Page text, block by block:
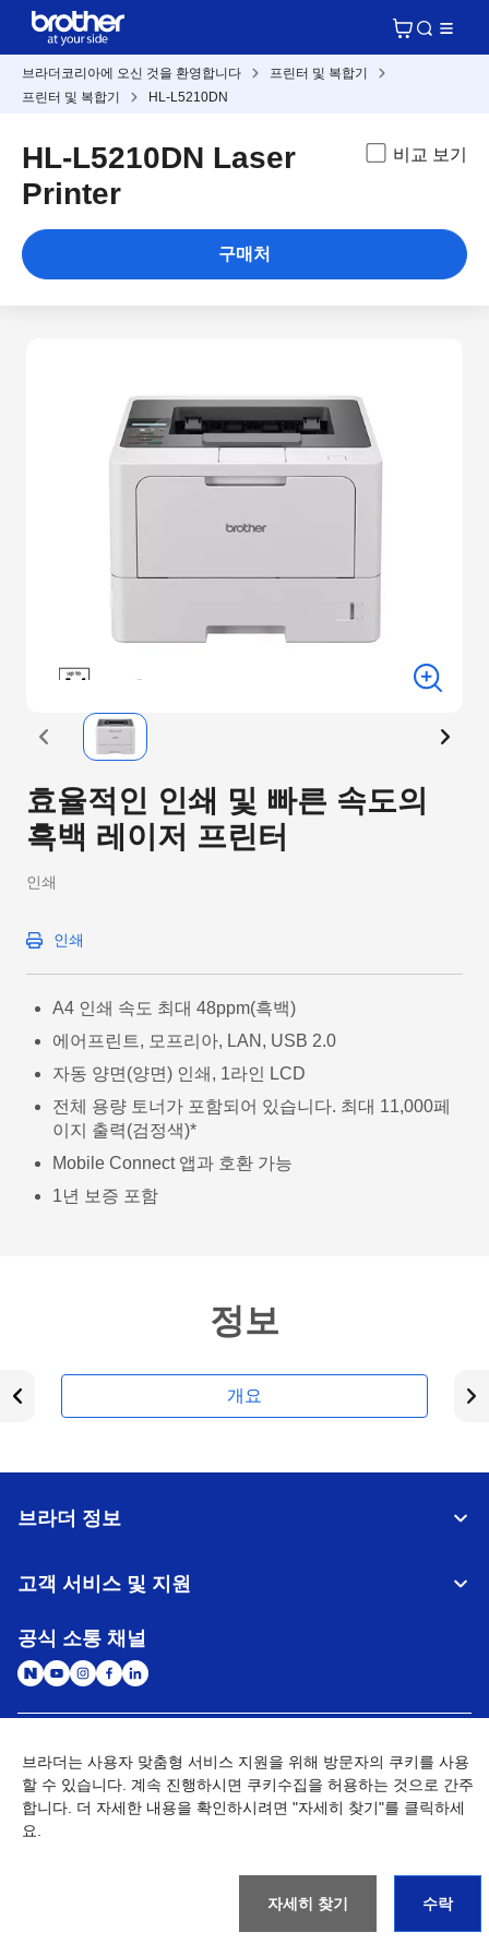
브라더코리아에 오신 것을 환영합니다
프린터 및 복합기
프린터 및 복합기
HL-L5210DN
HL-L5210DN Laser
Printer
비교 보기
구매처
효율적인 인쇄 및 빠른 속도의
흑백 레이저 프린터
인쇄
인쇄
A4 인쇄 속도 최대 48ppm(흑백)
에어프린트, 모프리아, LAN, USB 2.0
자동 양면(양면) 인쇄, 1라인 LCD
전체 용량 토너가 포함되어 있습니다. 최대 11,000페
이지 출력(검정색)*
Mobile Connect 앱과 호환 가능
1년 보증 포함
정보
개요
브라더 정보
고객 서비스 및 지원
공식 소통 채널
대한민국 글로벌 네트워크
개인정보처리방침 이용약관
사이트맵
개인정보취급방침 (Brother Industries, Ltd.)
브라더는 사용자 맞춤형 서비스 지원을 위해 방문자의 쿠키를 사용
할 수 있습니다. 계속 진행하시면 쿠키수집을 허용하는 것으로 간주
합니다. 더 자세한 내용을 확인하시려면 "자세히 찾기"를 클릭하세
요.
자세히 찾기 수락